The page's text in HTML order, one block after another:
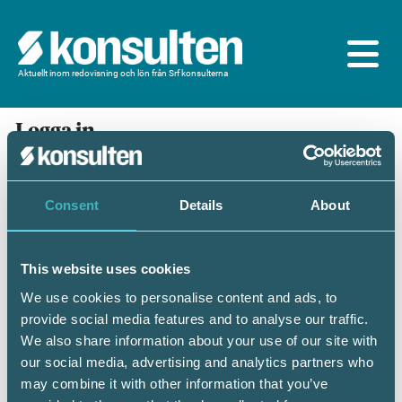
Consent Details About
This website uses cookies
We use cookies to personalise content and ads, to
provide social media features and to analyse our traffic.
We also share information about your use of our site with
our social media, advertising and analytics partners who
may combine it with other information that you’ve
Aktuellt inom redovisning och lön från Srf konsulterna
Logga in
En prenumeration ingår för dig som är
medlem/ansluten till Srf konsulterna. Du loggar in
med BankID eller samma lösenord som du har på
Mobilt BankID
Personnummer(ÅÅÅÅMMDDNNNN)